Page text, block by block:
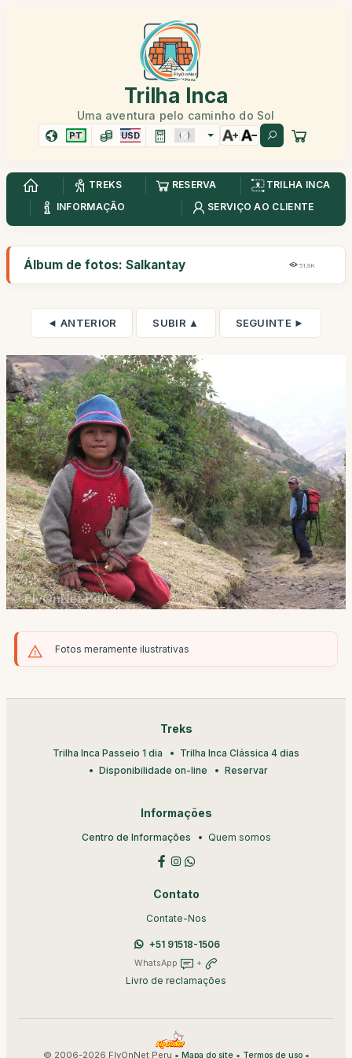
Trilha Inca
Uma aventura pelo caminho do Sol
PT USD
TREKS RESERVA
TRILHA INCA
INFORMAÇÃO
SERVIÇO AO CLIENTE
Álbum de fotos: Salkantay 51,9K
◄ ANTERIOR SUBIR ▲ SEGUINTE ►
Fotos meramente ilustrativas
Treks
Trilha Inca Passeio 1 dia
Trilha Inca Clássica 4 dias
Disponibilidade on-line
Reservar
Informações
Centro de Informações Quem somos
Contato
Contate-Nos
+51 91518-1506
WhatsApp +
Livro de reclamações
© 2006-2026 FlyOnNet Peru • Mapa do site• Termos de uso•